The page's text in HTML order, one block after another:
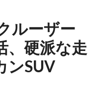
ルーザー
、硬派な走
ンSUV